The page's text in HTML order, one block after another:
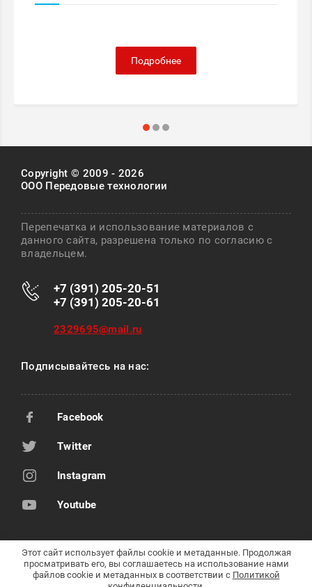
Этот сайт использует файлы cookie и метаданные. Продолжая
просматривать его, вы соглашаетесь на использование нами
файлов cookie и метаданных в соответствии с Политикой
Подробнее
Copyright © 2009 - 2026
ООО Передовые технологии
Перепечатка и использование материалов с
данного сайта, разрешена только по согласию с
владельцем.
+7 (391) 205-20-51
+7 (391) 205-20-61
2329695@mail.ru
Подписывайтесь на нас:
Facebook
Twitter
Instagram
Youtube
Copyright © 2009 - 2021
ООО Компания "Передовые технологии"